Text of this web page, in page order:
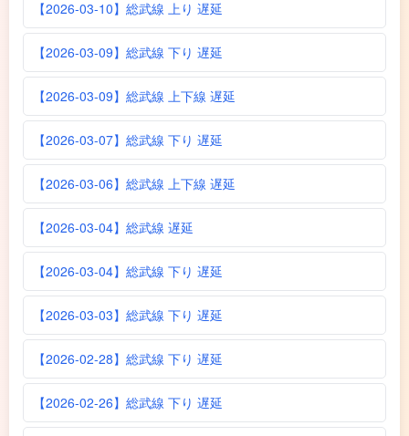
【2026-03-10】総武線 上り 遅延
【2026-03-09】総武線 下り 遅延
【2026-03-09】総武線 上下線 遅延
【2026-03-07】総武線 下り 遅延
【2026-03-06】総武線 上下線 遅延
【2026-03-04】総武線 遅延
【2026-03-04】総武線 下り 遅延
【2026-03-03】総武線 下り 遅延
【2026-02-28】総武線 下り 遅延
【2026-02-26】総武線 下り 遅延